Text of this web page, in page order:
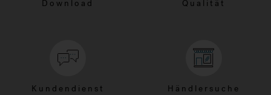
Download Qualität
Kundendienst Händlersuche